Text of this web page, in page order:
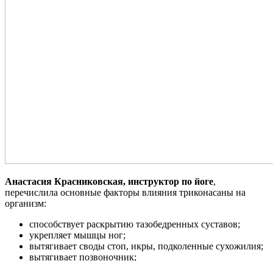
Анастасия Красниковская, инструктор по йоге,
перечислила основные факторы влияния триконасаны на
организм:
способствует раскрытию тазобедренных суставов;
укрепляет мышцы ног;
вытягивает своды стоп, икры, подколенные сухожилия;
вытягивает позвоночник;